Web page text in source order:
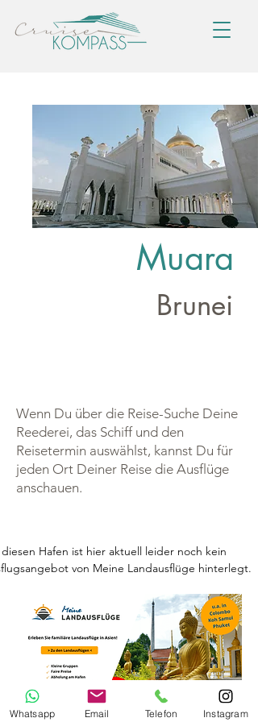
Muara
Brunei
Wenn Du über die Reise-Suche Deine
Reederei, das Schiff und den
Reisetermin auswählst, kannst Du für
jeden Ort Deiner Reise die Ausflüge
anschauen.
Hafen ist hier aktuell leider noch kein
von Meine Landausflüge hinterlegt.
Whatsapp Email Telefon Instagram